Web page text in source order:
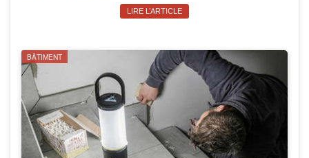
LIRE L’ARTICLE
BÂTIMENT